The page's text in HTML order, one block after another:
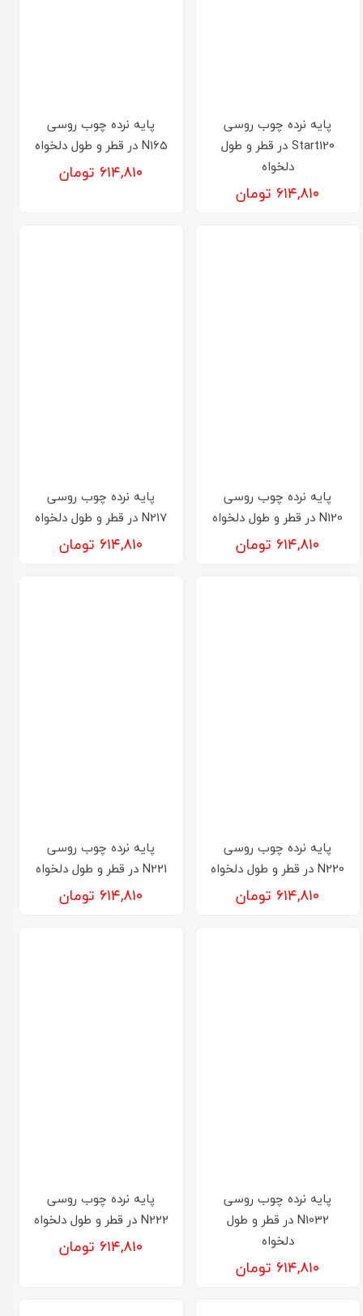
پایه نرده چوب روسی
Start120 در قطر و طول
دلخواه
۶۱۴,۸۱۰ تومان
پایه نرده چوب روسی
N165 در قطر و طول دلخواه
۶۱۴,۸۱۰ تومان
پایه نرده چوب روسی
N120 در قطر و طول دلخواه
۶۱۴,۸۱۰ تومان
پایه نرده چوب روسی
N217 در قطر و طول دلخواه
۶۱۴,۸۱۰ تومان
پایه نرده چوب روسی
N220 در قطر و طول دلخواه
۶۱۴,۸۱۰ تومان
پایه نرده چوب روسی
N221 در قطر و طول دلخواه
۶۱۴,۸۱۰ تومان
پایه نرده چوب روسی
N1032 در قطر و طول
دلخواه
۶۱۴,۸۱۰ تومان
پایه نرده چوب روسی
N222 در قطر و طول دلخواه
۶۱۴,۸۱۰ تومان